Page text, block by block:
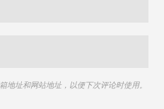
地址和网站地址，以便下次评论时使用。